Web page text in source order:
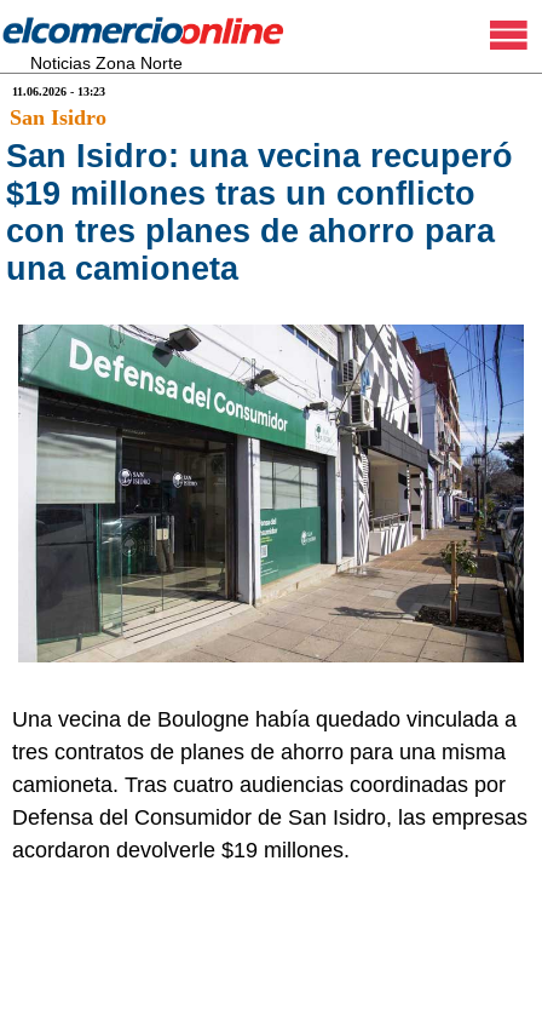
Noticias Zona Norte
11.06.2026 - 13:23
San Isidro
San Isidro: una vecina recuperó
$19 millones tras un conflicto
con tres planes de ahorro para
una camioneta
Una vecina de Boulogne había quedado vinculada a
tres contratos de planes de ahorro para una misma
camioneta. Tras cuatro audiencias coordinadas por
Defensa del Consumidor de San Isidro, las empresas
acordaron devolverle $19 millones.